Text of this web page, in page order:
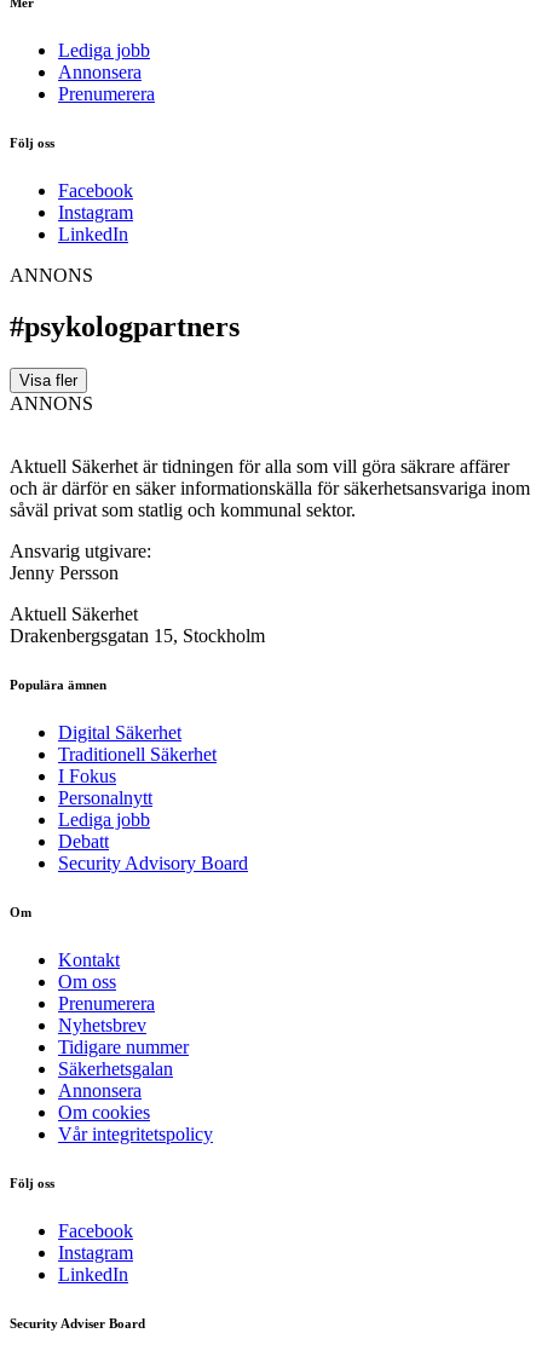
Lediga jobb
Annonsera
Prenumerera
Följ oss
Facebook
Instagram
LinkedIn
ANNONS
#psykologpartners
Visa fler
ANNONS
Aktuell Säkerhet är tidningen för alla som vill göra säkrare affärer
och är därför en säker informationskälla för säkerhets­ansvariga inom
såväl privat som statlig och kommunal sektor.
Ansvarig utgivare:
Jenny Persson
Aktuell Säkerhet
Drakenbergsgatan 15, Stockholm
Populära ämnen
Digital Säkerhet
Traditionell Säkerhet
I Fokus
Personalnytt
Lediga jobb
Debatt
Security Advisory Board
Om
Kontakt
Om oss
Prenumerera
Nyhetsbrev
Tidigare nummer
Säkerhetsgalan
Annonsera
Om cookies
Vår integritetspolicy
Följ oss
Facebook
Instagram
LinkedIn
Security Adviser Board